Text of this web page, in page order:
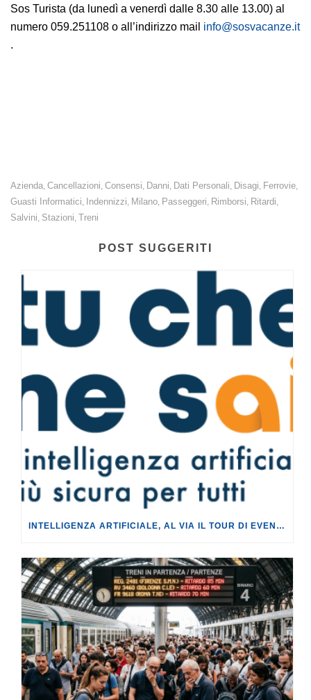
Sos Turista (da lunedì a venerdì dalle 8.30 alle 13.00) al
numero 059.251108 o all’indirizzo mail info@sosvacanze.it
.
Azienda, Cancellazioni, Consensi, Danni, Dati Personali, Disagi, Ferrovie,
Guasti Informatici, Indennizzi, Milano, Passeggeri, Rimborsi, Ritardi,
Salvini, Stazioni, Treni
POST SUGGERITI
INTELLIGENZA ARTIFICIALE, AL VIA IL TOUR DI EVENTI DEL PROGETTO TU CHE NE SAI?